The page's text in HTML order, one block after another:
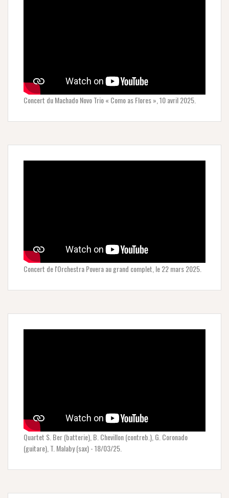
Concert du Machado Novo Trio « Como as Flores », 10 avril 2025.
Concert de l'Orchestra Povera au grand complet, le 22 mars 2025.
Quartet S. Ber (batterie), B. Chevillon (contreb.), G. Coronado
(guitare), T. Malaby (sax) - 18/03/25.